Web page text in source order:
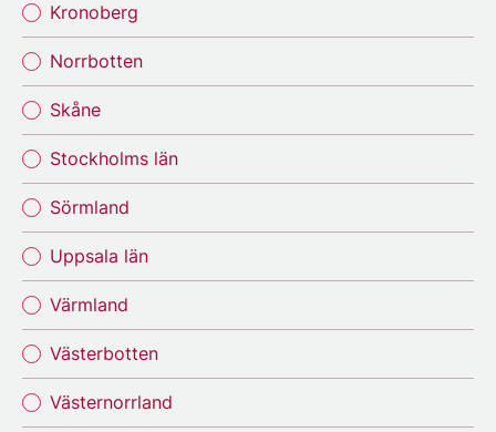
Kronoberg
Norrbotten
Skåne
Stockholms län
Sörmland
Uppsala län
Värmland
Västerbotten
Västernorrland